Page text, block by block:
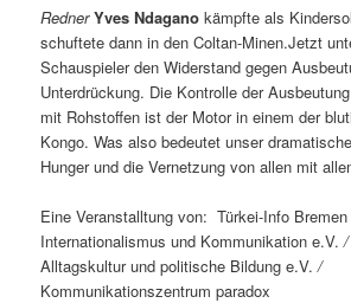
RednerYves Ndaganokämpfte als
schuftete dann in den Coltan-Minen.Jetzt
Schauspieler den Widerstand gegen
Unterdrückung. Die Kontrolle der
mit Rohstoffen ist der Motor in einem der
Kongo. Was also bedeutet unser
Hunger und die Vernetzung von allen mit
Eine Veranstalltung von: Türkei-Info
Internationalismus und Kommunikation e.V.
Alltagskultur und politische Bildung e.V./
Kommunikationszentrum paradox